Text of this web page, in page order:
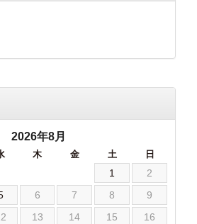
2026年8月
木 金 土 日
1
2
6 7 8
9
13 14 15
16